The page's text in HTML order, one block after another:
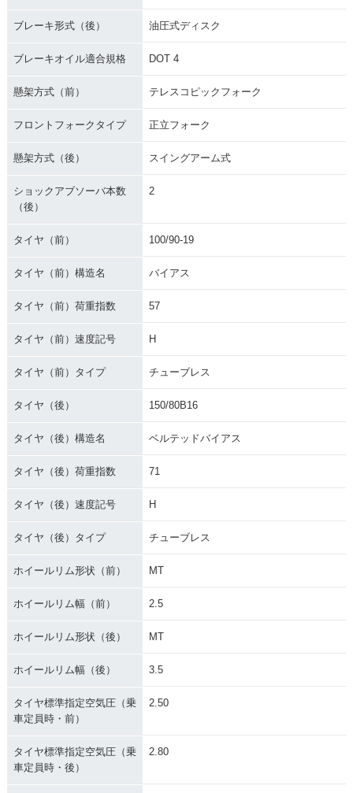
ブレーキ形式（後） 油圧式ディスク
ブレーキオイル適合規格 DOT 4
懸架方式（前） テレスコピックフォーク
フロントフォークタイプ 正立フォーク
懸架方式（後） スイングアーム式
ショックアブソーバ本数
（後）
2
タイヤ（前） 100/90-19
タイヤ（前）構造名 バイアス
タイヤ（前）荷重指数 57
タイヤ（前）速度記号 H
タイヤ（前）タイプ チューブレス
タイヤ（後） 150/80B16
タイヤ（後）構造名 ベルテッドバイアス
タイヤ（後）荷重指数 71
タイヤ（後）速度記号 H
タイヤ（後）タイプ チューブレス
ホイールリム形状（前） MT
ホイールリム幅（前） 2.5
ホイールリム形状（後） MT
ホイールリム幅（後） 3.5
タイヤ標準指定空気圧（乗
車定員時・前）
2.50
タイヤ標準指定空気圧（乗
車定員時・後）
2.80